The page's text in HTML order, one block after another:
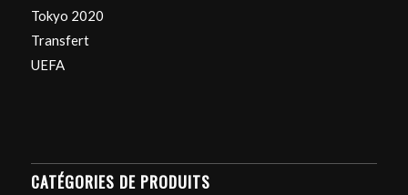
Tokyo 2020
Transfert
UEFA
CATÉGORIES DE PRODUITS